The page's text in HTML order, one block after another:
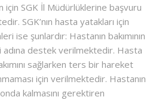
SGK İl Müdürlüklerine başvuru
SGK’nın hasta yatakları için
ise şunlardır: Hastanın bakımının
adına destek verilmektedir. Hasta
sağlarken ters bir hareket
için verilmektedir. Hastanın
kalmasını gerektiren